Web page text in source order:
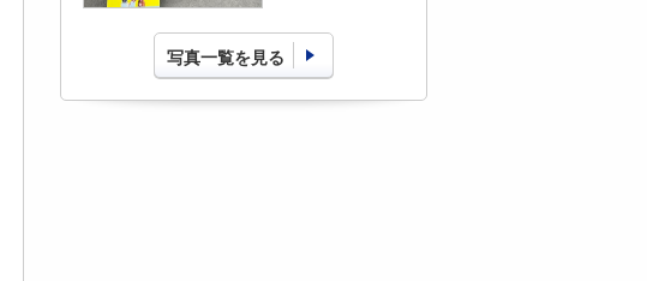
写真一覧を見る